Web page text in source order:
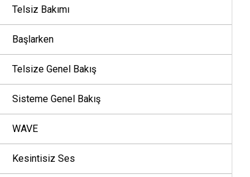
Telsiz Bakımı
Başlarken
Telsize Genel Bakış
Sisteme Genel Bakış
WAVE
Kesintisiz Ses